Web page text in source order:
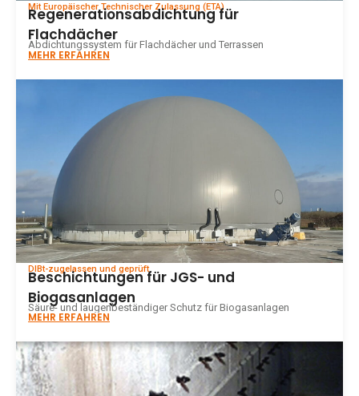
Mit Europäischer Technischer Zulassung (ETA)
Regenerationsabdichtung für
Flachdächer
Abdichtungssystem für Flachdächer und Terrassen
MEHR ERFAHREN
DIBt-zugelassen und geprüft
Beschichtungen für JGS- und
Biogasanlagen
Säure- und laugenbeständiger Schutz für Biogasanlagen
MEHR ERFAHREN